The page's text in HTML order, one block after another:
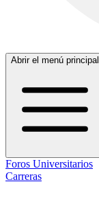
Abrir el menú principal
Foros Universitarios
Carreras